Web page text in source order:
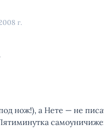
г.
нож!), а Нете — не